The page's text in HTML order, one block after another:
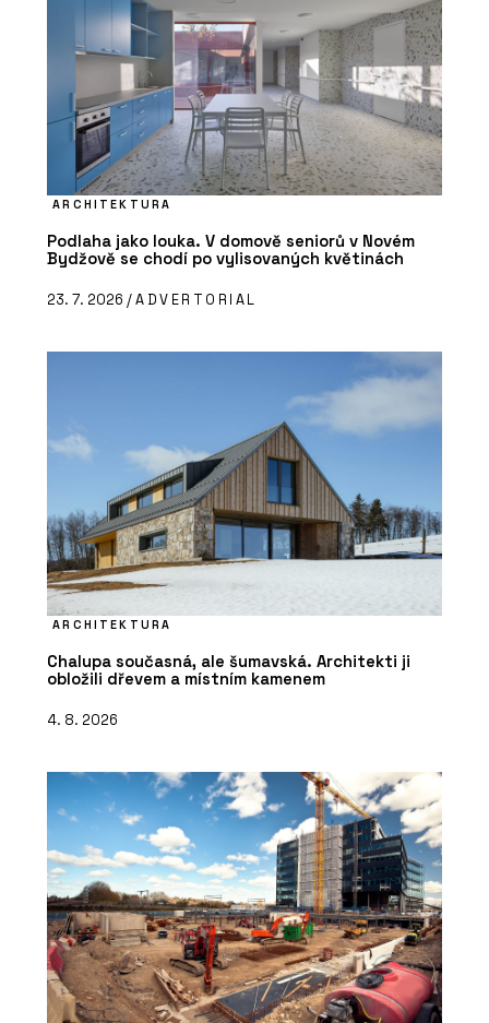
ARCHITEKTURA
Podlaha jako louka. V domově seniorů v Novém
Bydžově se chodí po vylisovaných květinách
23. 7. 2026 /ADVERTORIAL
ARCHITEKTURA
Chalupa současná, ale šumavská. Architekti ji
obložili dřevem a místním kamenem
4. 8. 2026